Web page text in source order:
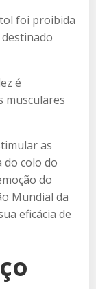
foi proibida
é
musculares
as
colo do
do
Mundial da
eficácia de